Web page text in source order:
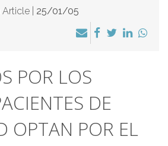
| 25/01/05
POR LOS
DE
OPTAN POR EL